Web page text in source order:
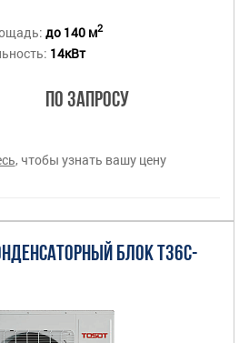
до 140 м2
14кВт
По запросу
, чтобы узнать вашу цену
БЛОК T36C-